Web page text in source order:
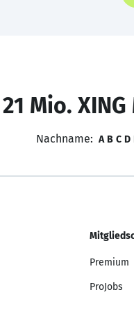
21 Mio.
Nachname: A B C D
Premium
ProJobs